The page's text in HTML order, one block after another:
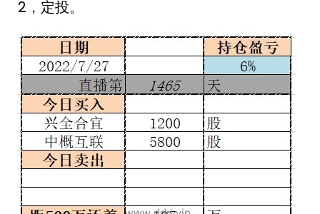
2，定投。